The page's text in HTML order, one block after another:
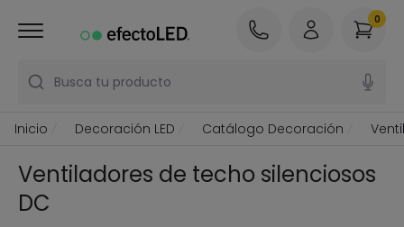
Busca tu producto
0
Inicio Decoración LED Catálogo Decoración
Ventiladores de techo silenciosos
DC